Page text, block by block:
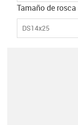
Tamaño de rosca
DS14x25